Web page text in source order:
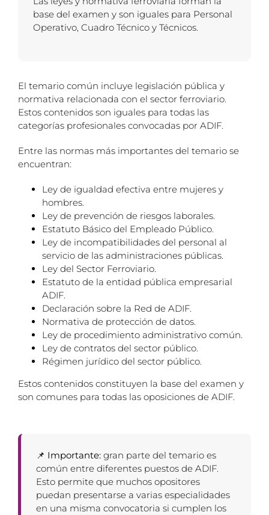
base del examen y son iguales para Personal
Operativo, Cuadro Técnico y Técnicos.
El temario común incluye legislación pública y
normativa relacionada con el sector ferroviario.
Estos contenidos son iguales para todas las
categorías profesionales convocadas por ADIF.
Entre las normas más importantes del temario se
encuentran:
Ley de igualdad efectiva entre mujeres y
hombres.
Ley de prevención de riesgos laborales.
Estatuto Básico del Empleado Público.
Ley de incompatibilidades del personal al
servicio de las administraciones públicas.
Ley del Sector Ferroviario.
Estatuto de la entidad pública empresarial
ADIF.
Declaración sobre la Red de ADIF.
Normativa de protección de datos.
Ley de procedimiento administrativo común.
Ley de contratos del sector público.
Régimen jurídico del sector público.
Estos contenidos constituyen la base del examen y
son comunes para todas las oposiciones de ADIF.
📌 Importante:gran parte del temario es
común entre diferentes puestos de ADIF.
Esto permite que muchos opositores
puedan presentarse a varias especialidades
en una misma convocatoria si cumplen los